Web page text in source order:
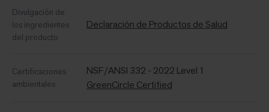
Divulgación de
los ingredientes
del producto
Declaración de Productos de Salud
Certificaciones
ambientales
NSF/ANSI 332 - 2022 Level 1
GreenCircle Certified